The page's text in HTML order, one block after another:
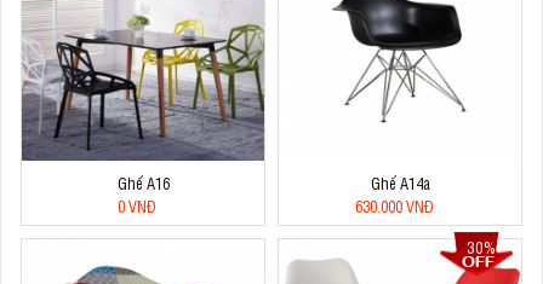
Ghế A16
0 VNĐ
Ghế A14a
630.000 VNĐ
30%